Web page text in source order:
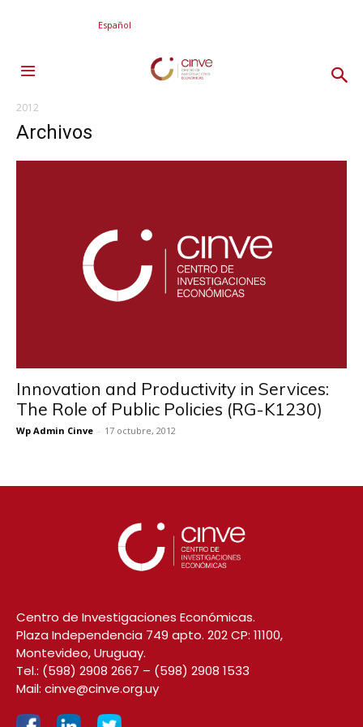
Español
2012
Archivos
Innovation and Productivity in Services:
The Role of Public Policies (RG-K1230)
Wp Admin Cinve - 17 octubre, 2012
Centro de Investigaciones Económicas.
Plaza Independencia 749 apto. 202 CP: 11100,
Montevideo, Uruguay.
Tel.: (598) 2908 2667 – (598) 2908 1533
Mail: cinve@cinve.org.uy